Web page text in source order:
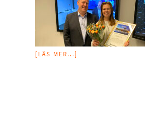
[LÄS MER...]